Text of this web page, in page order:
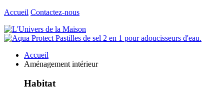
Accueil Contactez-nous
Accueil
Aménagement intérieur
Habitat